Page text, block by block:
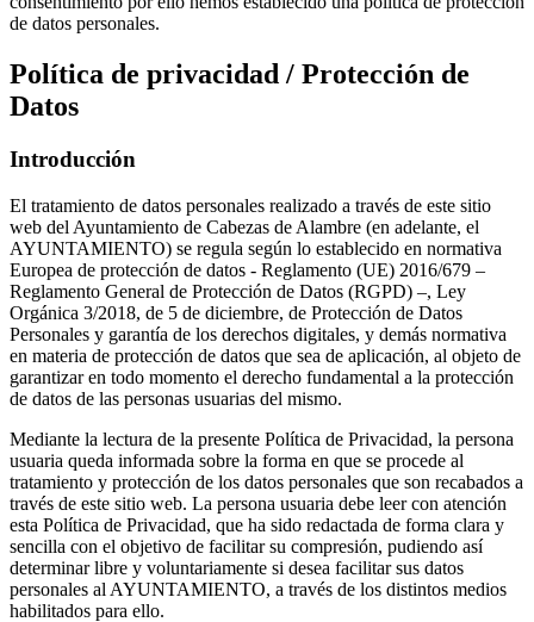
de datos personales.
Política de privacidad / Protección de
Datos
Introducción
El tratamiento de datos personales realizado a través de este sitio
web del Ayuntamiento de Cabezas de Alambre (en adelante, el
AYUNTAMIENTO) se regula según lo establecido en normativa
Europea de protección de datos - Reglamento (UE) 2016/679 –
Reglamento General de Protección de Datos (RGPD) –, Ley
Orgánica 3/2018, de 5 de diciembre, de Protección de Datos
Personales y garantía de los derechos digitales, y demás normativa
en materia de protección de datos que sea de aplicación, al objeto de
garantizar en todo momento el derecho fundamental a la protección
de datos de las personas usuarias del mismo.
Mediante la lectura de la presente Política de Privacidad, la persona
usuaria queda informada sobre la forma en que se procede al
tratamiento y protección de los datos personales que son recabados a
través de este sitio web. La persona usuaria debe leer con atención
esta Política de Privacidad, que ha sido redactada de forma clara y
sencilla con el objetivo de facilitar su compresión, pudiendo así
determinar libre y voluntariamente si desea facilitar sus datos
personales al AYUNTAMIENTO, a través de los distintos medios
habilitados para ello.